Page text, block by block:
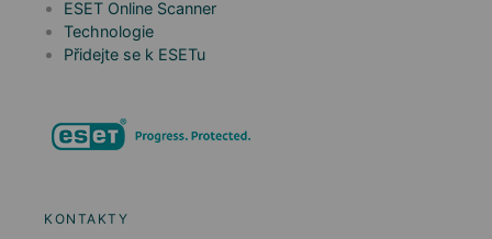
ESET Online Scanner
Technologie
Přidejte se k ESETu
KONTAKTY